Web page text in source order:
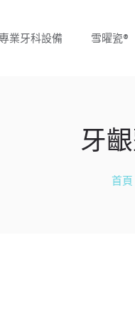
業牙科設備 雪曜瓷®
牙
首頁